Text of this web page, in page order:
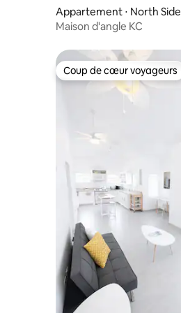
Appartement ⋅ North Side
Maison d'angle KC
Coup de cœur voyageurs
Coup de cœur voyageurs